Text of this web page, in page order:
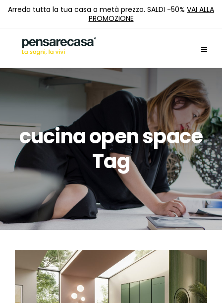
Arreda tutta la tua casa a metà prezzo. SALDI -50% VAI ALLA
PROMOZIONE
cucina open space
Tag